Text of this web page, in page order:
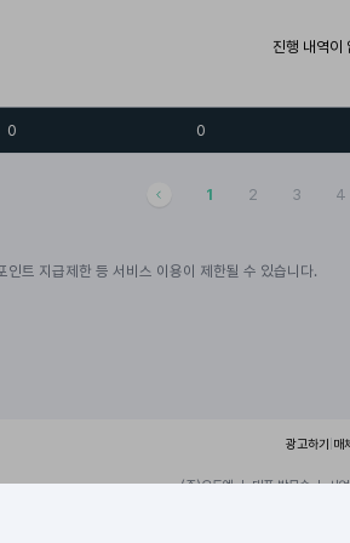
진행 내역이
0 0
1 2 3 4
트 지급제한 등 서비스 이용이 제한될 수 있습니다.
광고하기 매
(주)오드엠 ㅣ 대표 박무순 ㅣ